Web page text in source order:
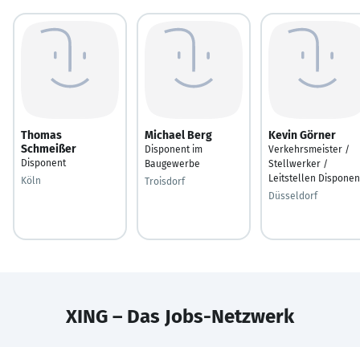
Thomas
Schmeißer
Disponent
Köln
Michael Berg
Disponent im
Baugewerbe
Troisdorf
Kevin Görner
Verkehrsmeister /
Stellwerker /
Leitstellen
Düsseldorf
XING – Das Jobs-Netzwerk